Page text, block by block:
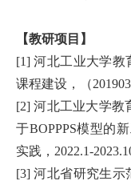
【教研项目】
[1] 河北工业大学教
课程建设，（
[2] 河北工业大学教
于BOPPPS模型的
实践，2022.1-
[3] 河北省研究生示